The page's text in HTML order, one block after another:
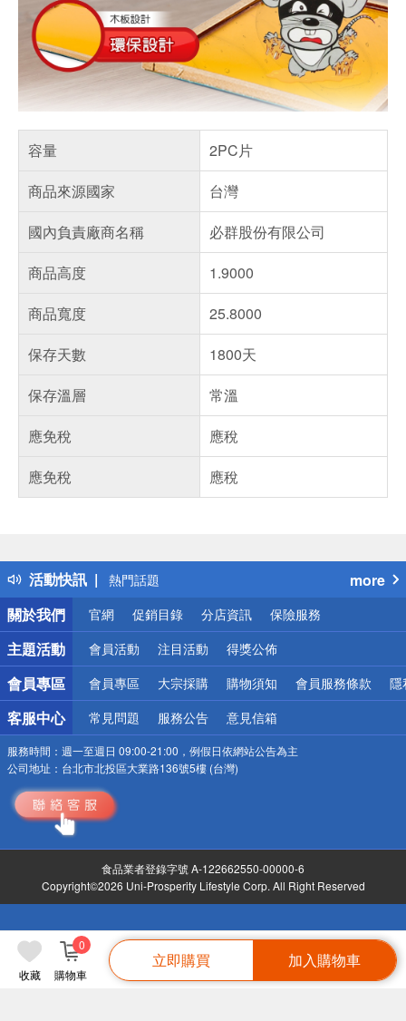
收藏 購物車
0
立即購買 加入購物車
容量
2PC片
商品來源國家
台灣
國內負責廠商名稱
必群股份有限公司
商品高度
1.9000
商品寬度
25.8000
保存天數
1800天
保存溫層
常溫
應免稅
應稅
應免稅
應稅
活動快訊
得獎公告
熱門話題
銀行優惠
偏遠地區配送
詐騙網頁！請小心！
more
關於我們
官網 促銷目錄 分店資訊 保險服務
主題活動 會員活動 注目活動 得獎公佈
會員專區 會員專區 大宗採購 購物須知 會員服務條款 隱
客服中心 常見問題 服務公告 意見信箱
服務時間： 週一至週日 09:00-21:00，例假日依網站公告為主
公司地址： 台北市北投區大業路136號5樓 (台灣)
食品業者登錄字號 A-122662550-00000-6
Copyright©2026 Uni-Prosperity Lifestyle Corp. All Right Reserved